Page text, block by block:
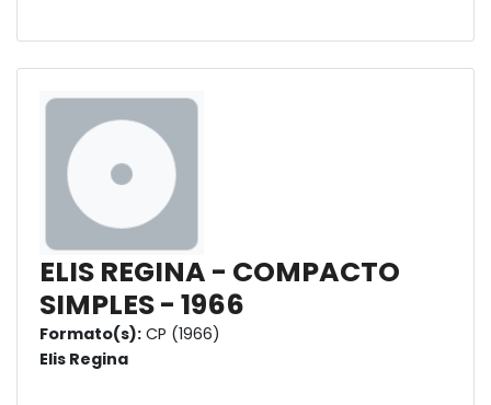
ELIS REGINA - COMPACTO
SIMPLES - 1966
Formato(s): CP (1966)
Elis Regina